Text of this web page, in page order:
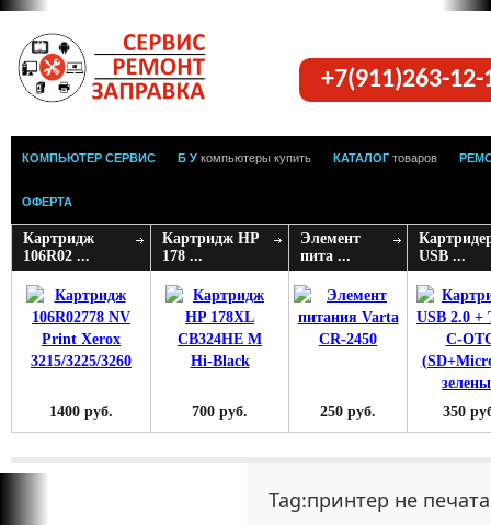
+7(911)263-
КОМПЬЮТЕР СЕРВИС Б У компьютеры купить КАТАЛОГ товаров
ОФЕРТА
Картридж
106R02 ...
1400 руб.
Картридж HP
178 ...
700 руб.
Элемент
пита ...
250 руб.
USB ...
350
Tag:принтер не